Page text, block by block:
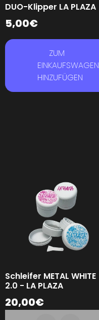
DUO-Klipper LA PLAZA
5,00€
ZUM
EINKAUFSWAGEN
HINZUFÜGEN
Schleifer METAL WHITE
2.0 - LA PLAZA
20,00€